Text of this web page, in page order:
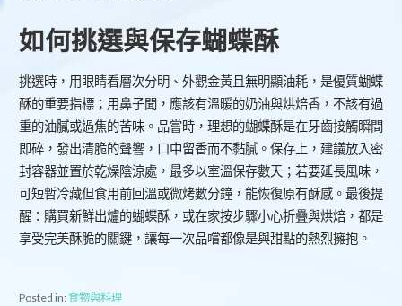
如何挑選與保存蝴蝶酥
挑選時，用眼睛看層次分明、外觀金黃且無明顯油耗，是優質蝴蝶
酥的重要指標；用鼻子聞，應該有溫暖的奶油與烘焙香，不該有過
重的油膩或過焦的苦味。品嘗時，理想的蝴蝶酥是在牙齒接觸瞬間
即碎，發出清脆的聲響，口中留香而不黏膩。保存上，建議放入密
封容器並置於乾燥陰涼處，最多以室溫保存數天；若要延長風味，
可短暫冷藏但食用前回溫或微烤數分鐘，能恢復原有酥感。最後提
醒：購買新鮮出爐的蝴蝶酥，或在家按步驟小心折疊與烘焙，都是
享受完美酥脆的關鍵，讓每一次品嚐都像是與甜點的熱烈擁抱。
Posted in:食物與料理